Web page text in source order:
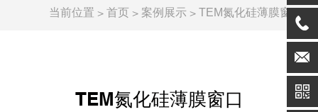
当前位置 > 首页> 案例展示> TEM氮化硅薄膜窗口
TEM氮化硅薄膜窗口